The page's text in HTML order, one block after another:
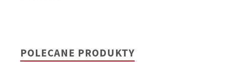
POLECANE PRODUKTY